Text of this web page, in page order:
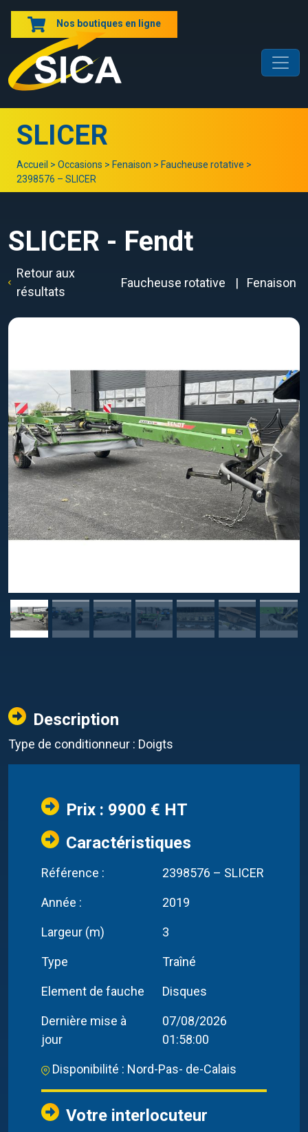
Nos boutiques en ligne
SLICER
Accueil > Occasions > Fenaison > Faucheuse rotative >
2398576 – SLICER
SLICER - Fendt
Retour aux
résultats
Faucheuse rotative Fenaison
Previous Next
Description
Type de conditionneur : Doigts
Prix : 9900 € HT
Caractéristiques
Référence : 2398576 – SLICER
Année : 2019
Largeur (m) 3
Type Traîné
Element de fauche Disques
Dernière mise à
jour
07/08/2026
01:58:00
Disponibilité : Nord-Pas- de-Calais
Votre interlocuteur